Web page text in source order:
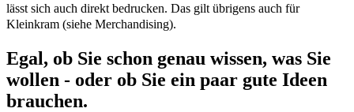
lässt sich auch direkt bedrucken. Das gilt übrigens auch für
Kleinkram (siehe Merchandising).
Egal, ob Sie schon genau wissen, was Sie
wollen - oder ob Sie ein paar gute Ideen
brauchen.